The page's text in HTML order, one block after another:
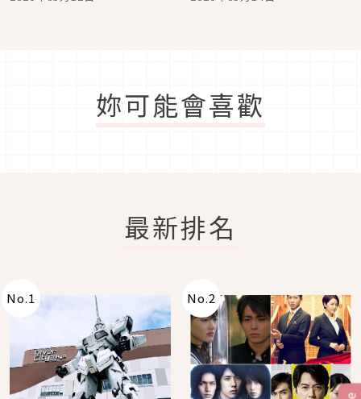
滿
妳可能會喜歡
最新排名
No.1 No.2